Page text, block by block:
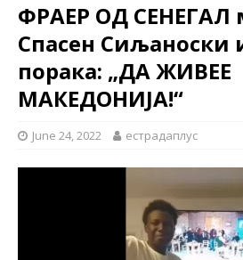
ФРАЕР ОД СЕНЕГАЛ
Спасен Сиљаноски
порака: „ДА ЖИВЕЕ
МАКЕДОНИЈА!“
June 24, 2022 естрадаплус